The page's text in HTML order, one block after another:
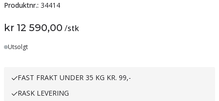
Produktnr.: 34414
kr 12 590,00 /stk
Utsolgt
FAST FRAKT UNDER 35 KG KR. 99,-
RASK LEVERING